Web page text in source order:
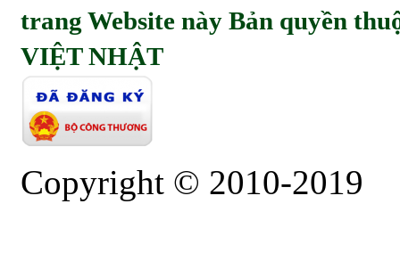
trang Website này Bản quyền
VIỆT NHẬT
Copyright © 2010-2019